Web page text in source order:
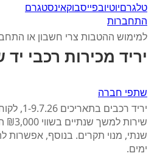
טלגרםיוטיובפייסבוקאינסטגרם
התחברות
למימוש ההטבות צרי חשבון או
יריד מכירות רכבי יד
שתפי חברה
יריד
ימים.